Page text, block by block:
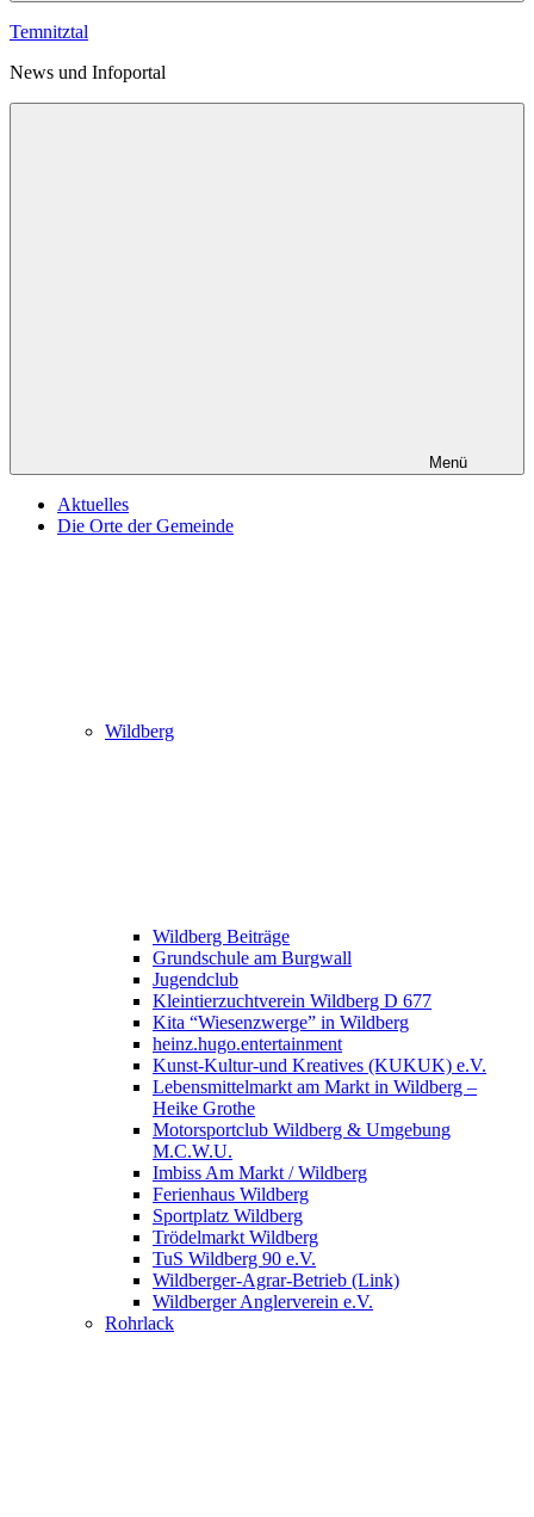
Temnitztal
News und Infoportal
Menü
Aktuelles
Die Orte der Gemeinde
Wildberg
Wildberg Beiträge
Grundschule am Burgwall
Jugendclub
Kleintierzuchtverein Wildberg D 677
Kita “Wiesenzwerge” in Wildberg
heinz.hugo.entertainment
Kunst-Kultur-und Kreatives (KUKUK) e.V.
Lebensmittelmarkt am Markt in Wildberg –
Heike Grothe
Motorsportclub Wildberg & Umgebung
M.C.W.U.
Imbiss Am Markt / Wildberg
Ferienhaus Wildberg
Sportplatz Wildberg
Trödelmarkt Wildberg
TuS Wildberg 90 e.V.
Wildberger-Agrar-Betrieb (Link)
Wildberger Anglerverein e.V.
Rohrlack